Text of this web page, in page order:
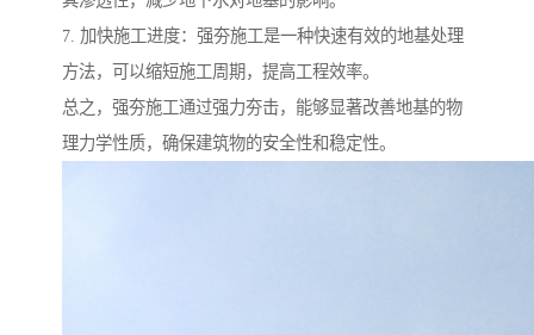
7. 加快施工进度：强夯施工是一种快速有效的地基处理
方法，可以缩短施工周期，提高工程效率。
总之，强夯施工通过强力夯击，能够显著改善地基的物
理力学性质，确保建筑物的安全性和稳定性。